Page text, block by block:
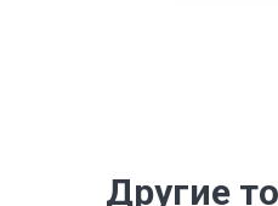
Другие